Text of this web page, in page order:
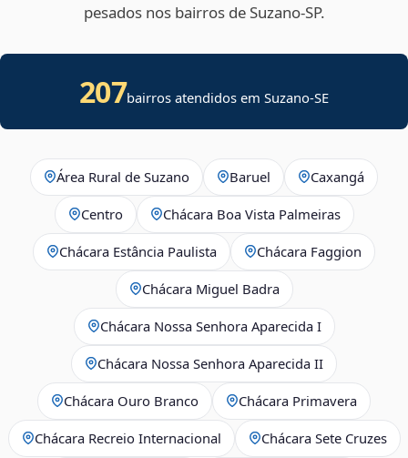
pesados nos bairros de Suzano‑SP.
207bairros atendidos emSuzano-SE
Área Rural de Suzano Baruel Caxangá
Centro Chácara Boa Vista Palmeiras
Chácara Estância Paulista Chácara Faggion
Chácara Miguel Badra
Chácara Nossa Senhora Aparecida I
Chácara Nossa Senhora Aparecida II
Chácara Ouro Branco Chácara Primavera
Chácara Recreio Internacional Chácara Sete Cruzes